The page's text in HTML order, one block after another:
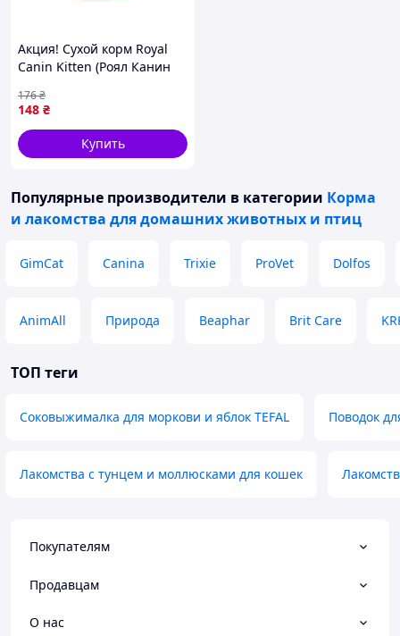
Акция! Сухой корм Royal
Canin Kitten (Роял Канин
80 гр
148 ₴
176₴
Купить
Популярные производители в категории Корма
и лакомства для домашних животных и птиц
GimCat Canina Trixie ProVet Dolfos
AnimAll Природа Beaphar Brit Care
ТОП теги
Соковыжималка для моркови и яблок TEFAL Поводок
Лакомства с тунцем и моллюсками для кошек
Покупателям
Продавцам
О нас